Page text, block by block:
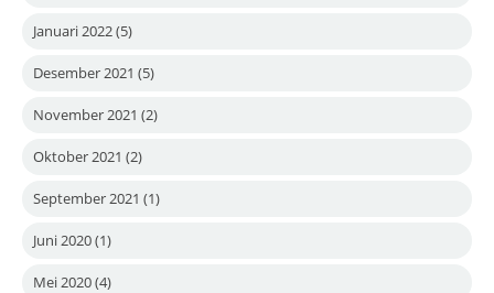
Januari 2022(5)
Desember 2021 (5)
November 2021 (2)
Oktober 2021 (2)
September 2021 (1)
Juni 2020(1)
Mei 2020(4)